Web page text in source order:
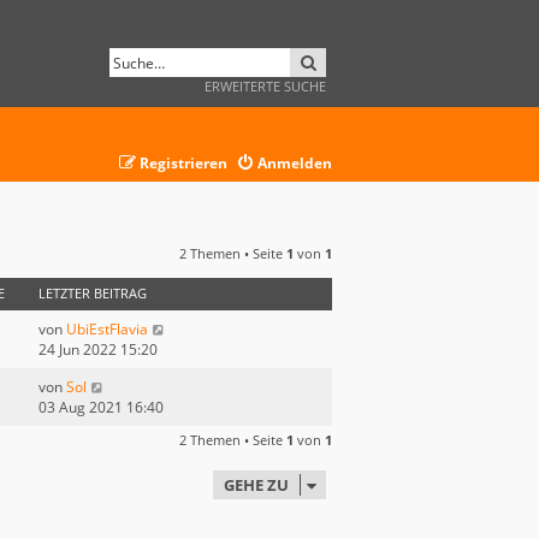
ERWEITERTE SUCHE
Anmelden
Registrieren
2 Themen • Seite 1 von 1
LETZTER BEITRAG
von UbiEstFlavia
24 Jun 2022 15:20
vonSol
03 Aug 2021 16:40
2 Themen • Seite 1 von 1
GEHE ZU